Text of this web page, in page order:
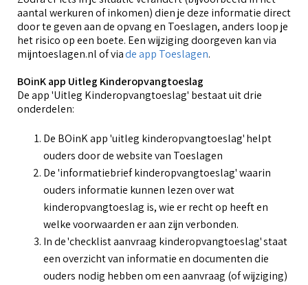
aantal werkuren of inkomen) dien je deze informatie direct
door te geven aan de opvang en Toeslagen, anders loop je
het risico op een boete. Een wijziging doorgeven kan via
mijntoeslagen.nl of viade app Toeslagen.
BOinK app Uitleg Kinderopvangtoeslag
De app 'Uitleg Kinderopvangtoeslag' bestaat uit drie
onderdelen:
De BOinK app 'uitleg kinderopvangtoeslag' helpt
ouders door de website van Toeslagen
De 'informatiebrief kinderopvangtoeslag' waarin
ouders informatie kunnen lezen over wat
kinderopvangtoeslag is, wie er recht op heeft en
welke voorwaarden er aan zijn verbonden.
In de 'checklist aanvraag kinderopvangtoeslag' staat
een overzicht van informatie en documenten die
ouders nodig hebben om een aanvraag (of wijziging)